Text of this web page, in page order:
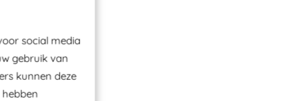
social media
gebruik van
kunnen deze